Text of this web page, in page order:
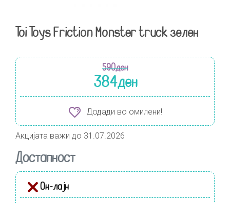
Toi Toys Friction Monster truck зелен
590ден
384ден
Додади во омилени!
Акцијата важи до 31.07.2026
Достапност
Он-лајн